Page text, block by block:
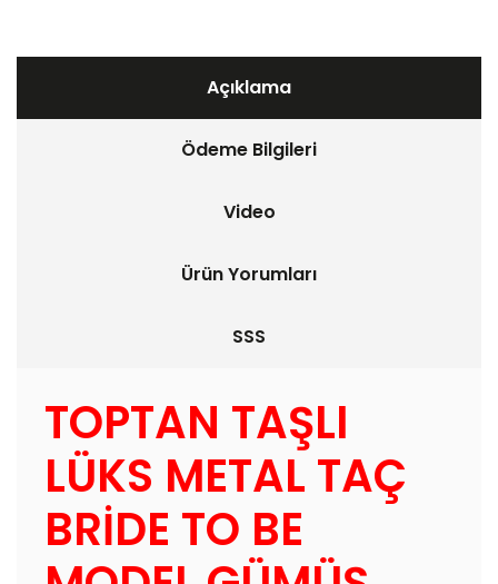
Açıklama
Ödeme Bilgileri
Video
Ürün Yorumları
SSS
TOPTAN TAŞLI
LÜKS METAL TAÇ
BRİDE TO BE